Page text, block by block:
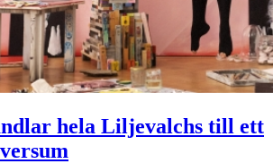
hela Liljevalchs till ett